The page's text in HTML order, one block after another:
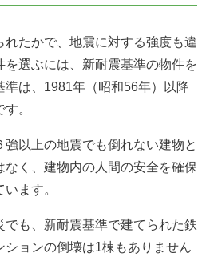
れたかで、地震に対する強度も違
を選ぶには、新耐震基準の物件を
準は、1981年（昭和56年）以降
。
以上の地震でも倒れない建物と
なく、建物内の人間の安全を確保
ます。
も、新耐震基準で建てられた鉄
ョンの倒壊は1棟もありません